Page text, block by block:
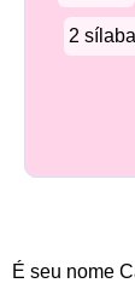
2
É seu nome